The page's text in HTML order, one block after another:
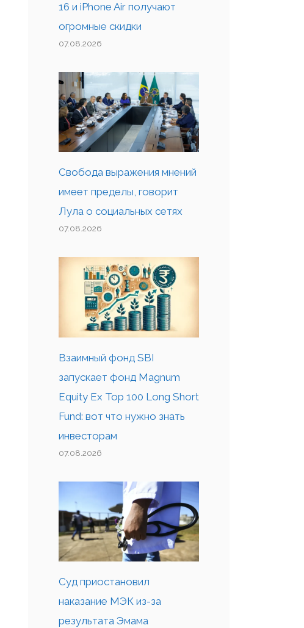
16 и iPhone Air получают
огромные скидки
07.08.2026
Свобода выражения мнений
имеет пределы, говорит
Лула о социальных сетях
07.08.2026
Взаимный фонд SBI
запускает фонд Magnum
Equity Ex Top 100 Long Short
Fund: вот что нужно знать
инвесторам
07.08.2026
Суд приостановил
наказание МЭК из-за
результата Эмама